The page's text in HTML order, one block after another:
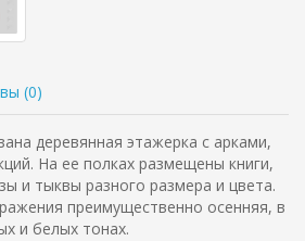
(0)
деревянная этажерка с арками,
На ее полках размещены книги,
и тыквы разного размера и цвета.
преимущественно осенняя, в
и белых тонах.